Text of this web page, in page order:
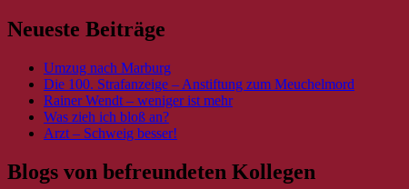
Neueste Beiträge
Umzug nach Marburg
Die 100. Strafanzeige – Anstiftung zum Meuchelmord
Rainer Wendt – weniger ist mehr
Was zieh ich bloß an?
Arzt – Schweig besser!
Blogs von befreundeten Kollegen